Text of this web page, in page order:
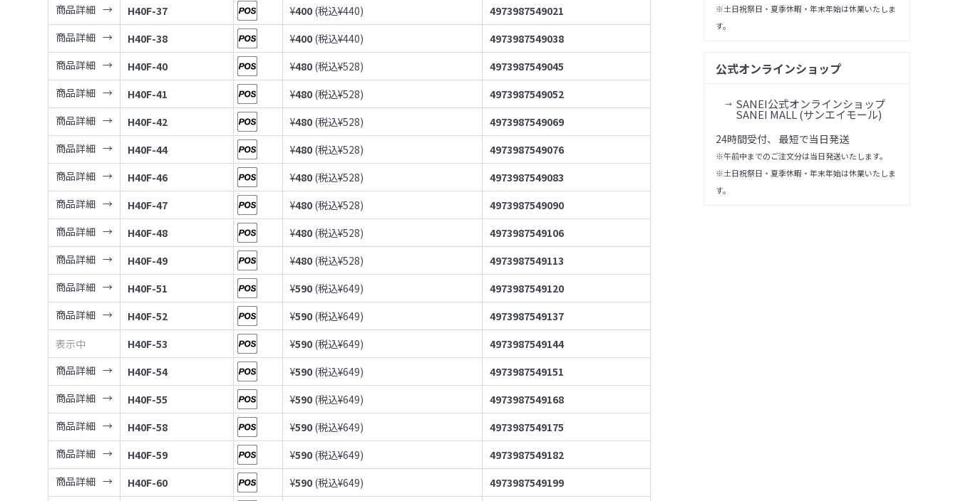
商品詳細
H40F-37 ¥400 (税込¥440)
4973987549021
商品詳細
H40F-38 ¥400 (税込¥440)
4973987549038
商品詳細
H40F-40 ¥480 (税込¥528)
4973987549045
商品詳細
H40F-41 ¥480 (税込¥528)
4973987549052
商品詳細
H40F-42 ¥480 (税込¥528)
4973987549069
商品詳細
H40F-44 ¥480 (税込¥528)
4973987549076
商品詳細
H40F-46 ¥480 (税込¥528)
4973987549083
商品詳細
H40F-47 ¥480 (税込¥528)
4973987549090
商品詳細
H40F-48 ¥480 (税込¥528)
4973987549106
商品詳細
H40F-49 ¥480 (税込¥528)
4973987549113
商品詳細
H40F-51 ¥590 (税込¥649)
4973987549120
商品詳細
H40F-52 ¥590 (税込¥649)
4973987549137
表示中
H40F-53 ¥590 (税込¥649)
4973987549144
商品詳細
H40F-54 ¥590 (税込¥649)
4973987549151
商品詳細
H40F-55 ¥590 (税込¥649)
4973987549168
商品詳細
H40F-58 ¥590 (税込¥649)
4973987549175
商品詳細
H40F-59 ¥590 (税込¥649)
4973987549182
商品詳細
H40F-60 ¥590 (税込¥649)
4973987549199
※土日祝祭日・夏季休暇・年末年始は休業いたしま
す。
公式オンラインショップ
SANEI公式オンラインショップ
SANEI MALL (サンエイモール)
24時間受付、 最短で当日発送
※午前中までのご注文分は当日発送いたします。
※土日祝祭日・夏季休暇・年末年始は休業いたしま
す。